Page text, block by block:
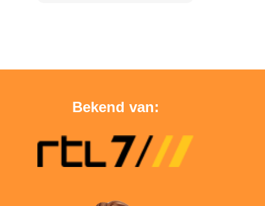
Bekend van: